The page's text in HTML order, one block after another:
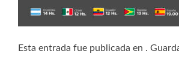
Esta entrada fue publicada en .